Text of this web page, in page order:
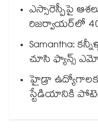
ఎస్సారెస్పీపై
రిజర్వాయర్‌‌‌‌‌‌‌‌‌‌‌‌‌‌‌‌లో
Samantha:
చూసి ఫ్యాన్స్
హైడ్రా
స్టేడియానికి